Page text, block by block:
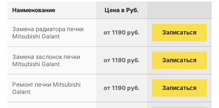
Наименование Цена в Руб.
Замена радиатора печки
Mitsubishi Galant
от 1190 руб. Записаться
Замена заслонок печки
Mitsubishi Galant
от 1190 руб. Записаться
Ремонт печки Mitsubishi
Galant
от 1190 руб. Записаться